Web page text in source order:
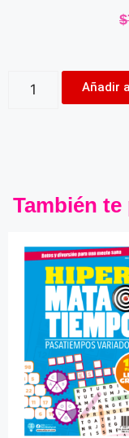
$
Añadir
También te